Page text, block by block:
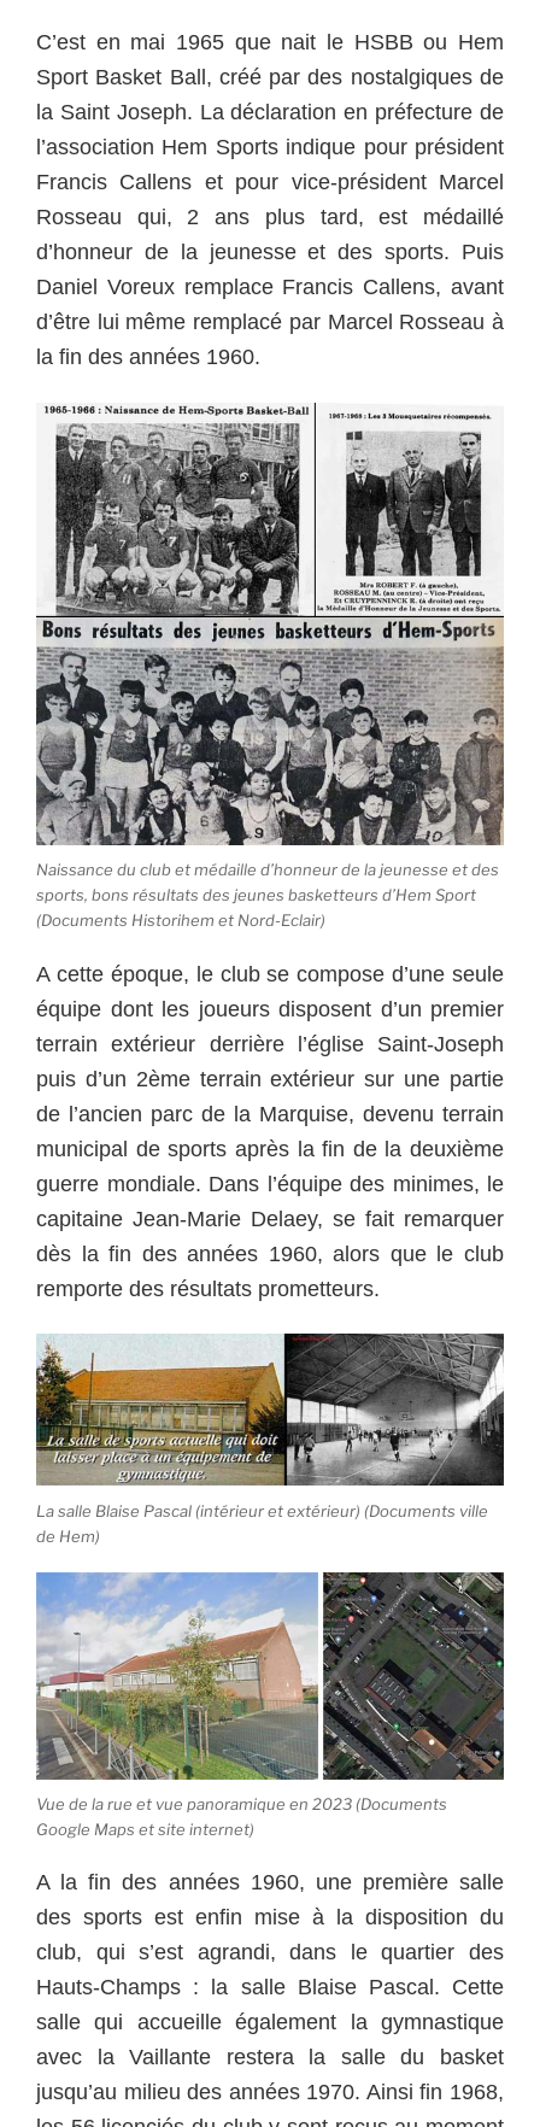
C’est en mai 1965 que nait le HSBB ou Hem
Sport Basket Ball, créé par des nostalgiques de
la Saint Joseph. La déclaration en préfecture de
l’association Hem Sports indique pour président
Francis Callens et pour vice-président Marcel
Rosseau qui, 2 ans plus tard, est médaillé
d’honneur de la jeunesse et des sports. Puis
Daniel Voreux remplace Francis Callens, avant
d’être lui même remplacé par Marcel Rosseau à
la fin des années 1960.
Naissance du club et médaille d’honneur de la jeunesse et des
sports, bons résultats des jeunes basketteurs d’Hem Sport
(Documents Historihem et Nord-Eclair)
A cette époque, le club se compose d’une seule
équipe dont les joueurs disposent d’un premier
terrain extérieur derrière l’église Saint-Joseph
puis d’un 2ème terrain extérieur sur une partie
de l’ancien parc de la Marquise, devenu terrain
municipal de sports après la fin de la deuxième
guerre mondiale. Dans l’équipe des minimes, le
capitaine Jean-Marie Delaey, se fait remarquer
dès la fin des années 1960, alors que le club
remporte des résultats prometteurs.
La salle Blaise Pascal (intérieur et extérieur) (Documents ville
de Hem)
Vue de la rue et vue panoramique en 2023 (Documents
Google Maps et site internet)
A la fin des années 1960, une première salle
des sports est enfin mise à la disposition du
club, qui s’est agrandi, dans le quartier des
Hauts-Champs : la salle Blaise Pascal. Cette
salle qui accueille également la gymnastique
avec la Vaillante restera la salle du basket
jusqu’au milieu des années 1970. Ainsi fin 1968,